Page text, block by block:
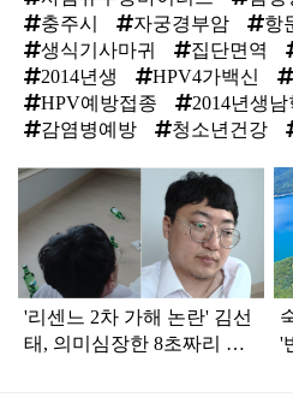
충주시
자궁경부암 항
생식기사마귀
집단면역
2014년생
HPV4가백신
HPV예방접종
2014년생남
감염병예방
청소년건강
탑
라
인
'리센느 2차 가해 논란' 김선
태, 의미심장한 8초짜리 근
'